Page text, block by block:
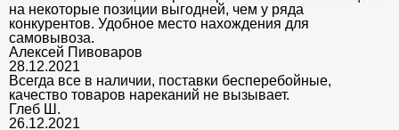
на некоторые позиции выгодней, чем у ряда
конкурентов. Удобное место нахождения для
самовывоза.
Алексей Пивоваров
28.12.2021
Всегда все в наличии, поставки бесперебойные,
качество товаров нареканий не вызывает.
Глеб Ш.
26.12.2021